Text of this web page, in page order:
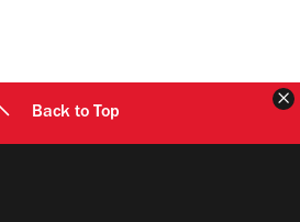
Back to Top